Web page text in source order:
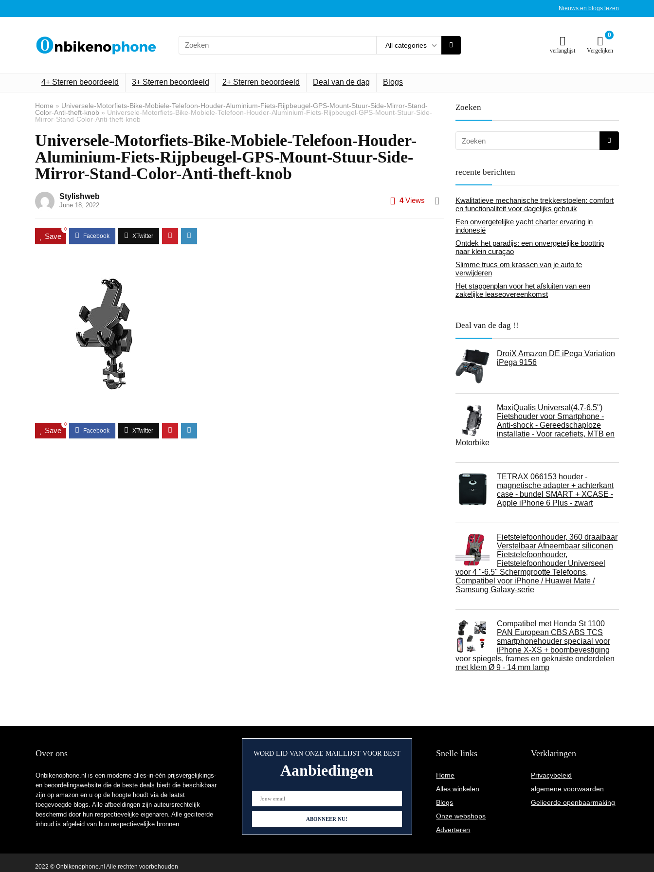
Nieuws en blogs lezen
Search
for:
All categories
verlanglijst
0
Vergelijken
4+ Sterren beoordeeld 3+ Sterren beoordeeld 2+ Sterren beoordeeld Deal van de dag Blogs
Home » Universele-Motorfiets-Bike-Mobiele-Telefoon-Houder-Aluminium-Fiets-Rijpbeugel-GPS-Mount-Stuur-Side-Mirror-Stand-
Color-Anti-theft-knob » Universele-Motorfiets-Bike-Mobiele-Telefoon-Houder-Aluminium-Fiets-Rijpbeugel-GPS-Mount-Stuur-Side-
Mirror-Stand-Color-Anti-theft-knob
Universele-Motorfiets-Bike-Mobiele-Telefoon-Houder-
Aluminium-Fiets-Rijpbeugel-GPS-Mount-Stuur-Side-
Mirror-Stand-Color-Anti-theft-knob
Stylishweb
June 18, 2022
4Views
Save
0
Save
0
Zoeken
recente berichten
Kwalitatieve mechanische trekkerstoelen: comfort
en functionaliteit voor dagelijks gebruik
Een onvergetelijke yacht charter ervaring in
indonesië
Ontdek het paradijs: een onvergetelijke boottrip
naar klein curaçao
Slimme trucs om krassen van je auto te
verwijderen
Het stappenplan voor het afsluiten van een
zakelijke leaseovereenkomst
Deal van de dag !!
DroiX Amazon DE iPega Variation
iPega 9156
MaxiQualis Universal(4.7-6.5")
Fietshouder voor Smartphone -
Anti-shock - Gereedschaploze
installatie - Voor racefiets, MTB en
Motorbike
TETRAX 066153 houder -
magnetische adapter + achterkant
case - bundel SMART + XCASE -
Apple iPhone 6 Plus - zwart
Fietstelefoonhouder, 360 draaibaar
Verstelbaar Afneembaar siliconen
Fietstelefoonhouder,
Fietstelefoonhouder Universeel
voor 4 "-6.5" Schermgrootte Telefoons,
Compatibel voor iPhone / Huawei Mate /
Samsung Galaxy-serie
Compatibel met Honda St 1100
PAN European CBS ABS TCS
smartphonehouder speciaal voor
iPhone X-XS + boombevestiging
voor spiegels, frames en gekruiste onderdelen
met klem Ø 9 - 14 mm lamp
Over ons
Onbikenophone.nl is een moderne alles-in-één prijsvergelijkings-
en beoordelingswebsite die de beste deals biedt die beschikbaar
zijn op amazon en u op de hoogte houdt via de laatst
toegevoegde blogs. Alle afbeeldingen zijn auteursrechtelijk
beschermd door hun respectievelijke eigenaren. Alle geciteerde
inhoud is afgeleid van hun respectievelijke bronnen.
WORD LID VAN ONZE MAILLIJST VOOR BEST
Aanbiedingen
Snelle links
Home
Alles winkelen
Blogs
Onze webshops
Adverteren
Verklaringen
Privacybeleid
algemene voorwaarden
Gelieerde openbaarmaking
2022 © Onbikenophone.nl Alle rechten voorbehouden